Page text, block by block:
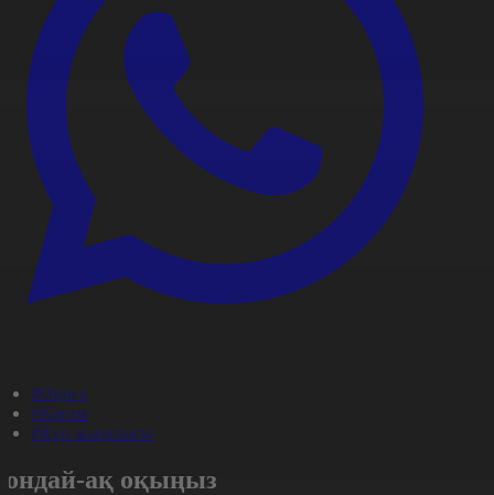
#Оқиға
#Қоғам
#Күн жаңалығы
ақ оқыңыз